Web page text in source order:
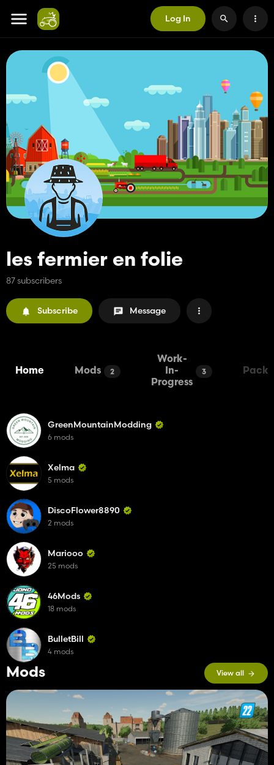
Log In
les fermier en folie
87 subscribers
Subscribe Message
Home Mods 2
Work-
In-
Progress
3 Packs
Mods View all
GreenMountainModding
6 mods
Xelma
5 mods
DiscoFlower8890
2 mods
Mariooo
25 mods
46Mods
18 mods
BulletBill
4 mods